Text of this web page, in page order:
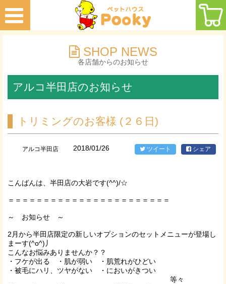
SHOP NEWS
各店舗からのお知らせ
アルコ半田店のお知らせ
トリミングのお客様 (２６日)
アルコ半田店 2018/01/26 ツイート シェア
こんばんは、半田店の大岩です(^^)/☆
＝＝＝＝＝＝＝＝＝＝＝＝＝＝＝＝＝＝＝＝＝＝＝
～ お知らせ ～
2月から半田店限定の新しいオプションのセットメニューが登場し
まーす(^o^)丿
こんなお悩みありませんか？？
・フケが出る ・肌が弱い ・肌荒れがひどい
・被毛にハリ、ツヤがない ・においがきつい
等々